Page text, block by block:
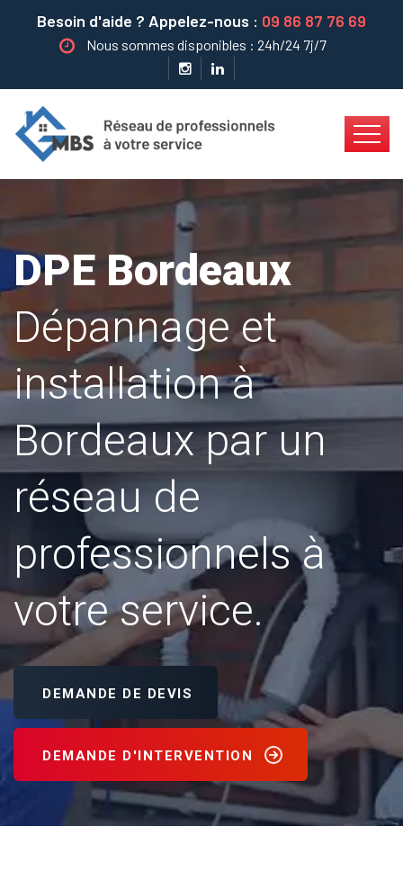
Besoin d'aide ? Appelez-nous : 09 86 87 76 69
Nous sommes disponibles : 24h/24 7j/7
DPE Bordeaux
Dépannage et
installation à
Bordeaux par un
réseau de
professionnels à
votre service.
DEMANDE DE DEVIS
DEMANDE D'INTERVENTION